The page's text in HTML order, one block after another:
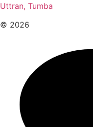
Uttran, Tumba
© 2026